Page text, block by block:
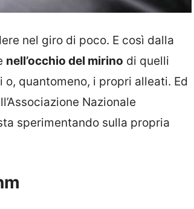
nel giro di poco. E così dalla
nell’occhio del mirino di quelli
quantomeno, i propri alleati. Ed
Nazionale
sperimentando sulla propria